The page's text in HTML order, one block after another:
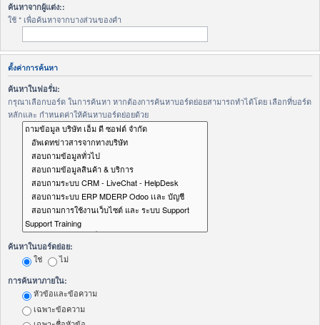
ค้นหาจากผู้แต่ง::
ใช้ * เพื่อค้นหาจากบางส่วนของคำ
ตั้งค่าการค้นหา
ค้นหาในฟอรั่ม:
กรุณาเลือกบอร์ด ในการค้นหา หากต้องการค้นหาบอร์ดย่อยสามารถทำได้โดย เลือกที่บอร์ด
หลักและ กำหนดค่าให้ค้นหาบอร์ดย่อยด้วย
ค้นหาในบอร์ดย่อย:
ใช่ ไม่
การค้นหาภายใน:
หัวข้อและข้อความ
เฉพาะข้อความ